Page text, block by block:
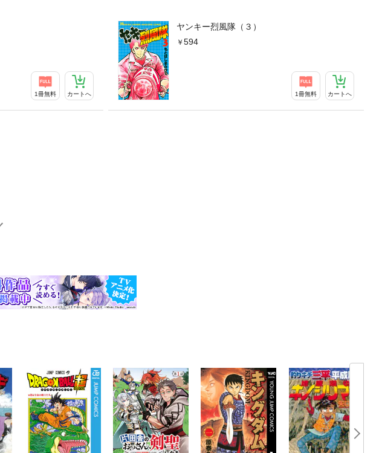
1冊無料 カートへ
ヤンキー烈風隊（３）
594
1冊無料 カートへ